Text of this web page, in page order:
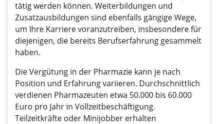
tätig werden können. Weiterbildungen und
Zusatzausbildungen sind ebenfalls gängige Wege,
um Ihre Karriere voranzutreiben, insbesondere für
diejenigen, die bereits Berufserfahrung gesammelt
haben.
Die Vergütung in der Pharmazie kann je nach
Position und Erfahrung variieren. Durchschnittlich
verdienen Pharmazeuten etwa 50.000 bis 60.000
Euro pro Jahr in Vollzeitbeschäftigung.
Teilzeitkräfte oder Minijobber erhalten